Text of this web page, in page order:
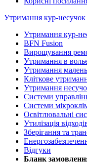
Утримання кур-несучок
Утримання кур-
BFN Fusion
Вирощування
Утримання в
Утримання
Кліткове
Утримання
Системи
Системи
Освітлювальні
Утилізація
Зберігання та
Відгуки
Бланк